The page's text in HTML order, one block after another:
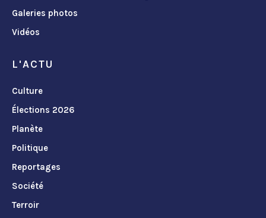
Galeries photos
Vidéos
L'ACTU
Culture
Élections 2026
Planète
Politique
Reportages
Société
Terroir